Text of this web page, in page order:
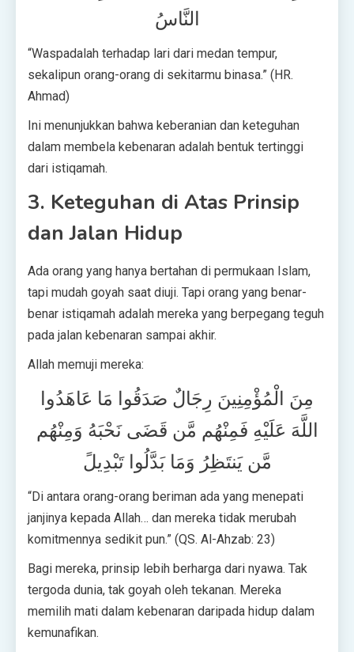
النَّاسُ
“Waspadalah terhadap lari dari medan tempur,
sekalipun orang-orang di sekitarmu binasa.” (HR.
Ahmad)
Ini menunjukkan bahwa keberanian dan keteguhan
dalam membela kebenaran adalah bentuk tertinggi
dari istiqamah.
3. Keteguhan di Atas Prinsip
dan Jalan Hidup
Ada orang yang hanya bertahan di permukaan Islam,
tapi mudah goyah saat diuji. Tapi orang yang benar-
benar istiqamah adalah mereka yang berpegang teguh
pada jalan kebenaran sampai akhir.
Allah memuji mereka:
مِنَ الْمُؤْمِنِينَ رِجَالٌ صَدَقُوا مَا عَاهَدُوا
اللَّهَ عَلَيْهِ فَمِنْهُم مَّن قَضَى نَحْبَهُ وَمِنْهُم
مَّن يَنتَظِرُ وَمَا بَدَّلُوا تَبْدِيلً
“Di antara orang-orang beriman ada yang menepati
janjinya kepada Allah… dan mereka tidak merubah
komitmennya sedikit pun.” (QS. Al-Ahzab: 23)
Bagi mereka, prinsip lebih berharga dari nyawa. Tak
tergoda dunia, tak goyah oleh tekanan. Mereka
memilih mati dalam kebenaran daripada hidup dalam
kemunafikan.